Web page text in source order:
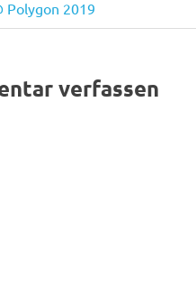
Polygon 2019
verfassen